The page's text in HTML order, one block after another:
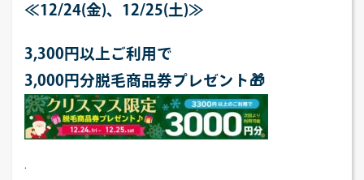
≪12/24(金)、12/25(土)≫
3,300 円以上ご利用で
3,000円分脱毛商品券プレゼント 🎁